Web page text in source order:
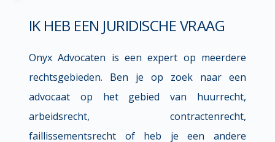
IK HEB EEN JURIDISCHE VRAAG
Onyx Advocaten is een expert op meerdere
rechtsgebieden. Ben je op zoek naar een
advocaat op het gebied van huurrecht,
arbeidsrecht, contractenrecht,
faillissementsrecht of heb je een andere